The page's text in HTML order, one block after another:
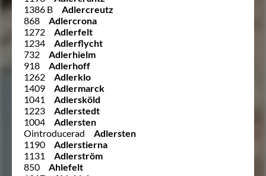
1386 B
Adlercreutz
868
Adlercrona
1272
Adlerfelt
1234
Adlerflycht
732
Adlerhielm
918
Adlerhoff
1262
Adlerklo
1409
Adlermarck
1041
Adlersköld
1223
Adlerstedt
1004
Adlersten
Ointroducerad
Adlersten
1190
Adlerstierna
1131
Adlerström
850
Ahlefelt